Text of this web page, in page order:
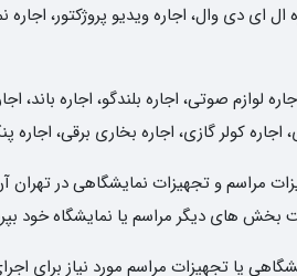
ای دی وال، اجاره ویدیو پروژکتور،
صوتی، اجاره بلندگو، اجاره باند،
کولر گازی، اجاره بخاری برقی،
مراسم و تجهیزات نمایشگاهی در
بخش های دیگر مراسم یا نمایشگاه خود
یا تجهیزات مراسم مورد نیاز برای